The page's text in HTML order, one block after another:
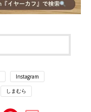
Instagram
しまむら